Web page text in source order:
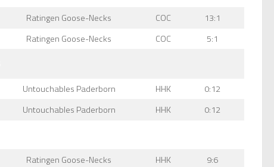
Ratingen Goose-Necks COC
13:1
Ratingen Goose-Necks COC
5:1
Untouchables Paderborn HHK
0:12
Untouchables Paderborn HHK
0:12
Ratingen Goose-Necks HHK
9:6